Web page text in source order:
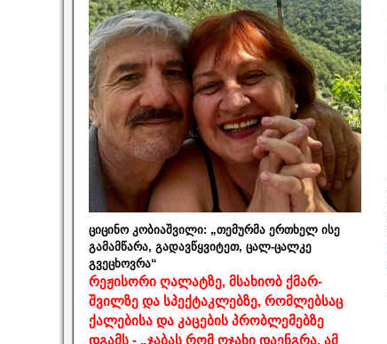
ციცინო კობიაშვილი: „თემურმა ერთხელ ისე
გამამწარა, გადავწყვიტეთ, ცალ-ცალკე
გვეცხოვრა“
რეჟისორი ღალატზე, მსახიობ ქმარ-
შვილზე და სპექტაკლებზე, რომლებსაც
ქალებისა და კაცების პრობლემებზე
დგამს - „ჯაბას რომ ოჯახი დაენგრა, ამ